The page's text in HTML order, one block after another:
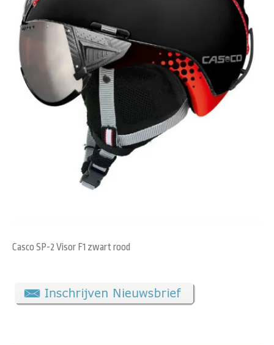
Casco SP-2 Visor F1 zwart rood